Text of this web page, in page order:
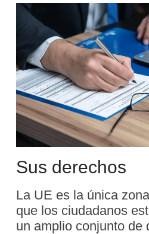
Lituania, Luxemburgo,
Bajos, Austria,
Eslovaquia y
adjunto).
Sus derechos
La UE es la única
que los ciudadanos
un amplio conjunto de